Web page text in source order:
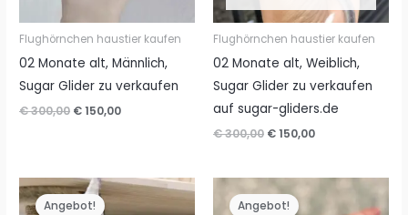
Flughörnchen haustier kaufen
02 Monate alt, Männlich,
Sugar Glider zu verkaufen
€300,00 Ursprünglicher
€150,00Aktueller
Flughörnchen haustier kaufen
02 Monate alt, Weiblich,
Sugar Glider zu verkaufen
auf sugar-gliders.de
€300,00 Ursprünglicher
€ 300,00
€150,00Aktueller
€ 150,00.
Angebot! Angebot!